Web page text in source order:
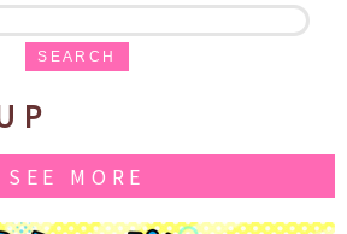
SEARCH
SEE MORE